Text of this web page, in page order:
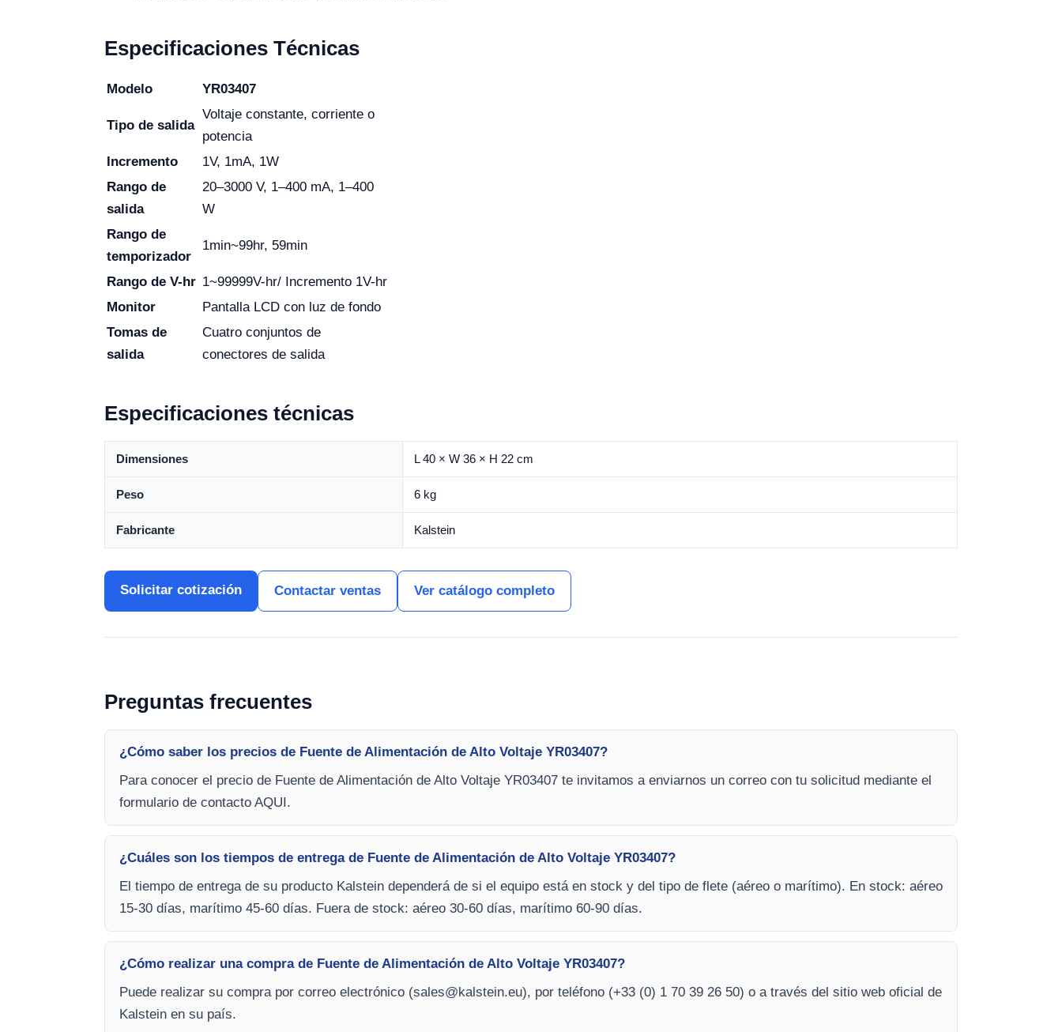
Especificaciones Técnicas
Modelo YR03407
Tipo de salida
Voltaje constante, corriente o
potencia
Incremento
1V, 1mA, 1W
Rango de
salida
20–3000 V, 1–400 mA, 1–400
W
Rango de
temporizador
1min~99hr, 59min
Rango de V-hr 1~99999V-hr/ Incremento 1V-hr
Monitor
Pantalla LCD con luz de fondo
Tomas de
salida
Cuatro conjuntos de
conectores de salida
Especificaciones técnicas
Dimensiones L 40 × W 36 × H 22 cm
Peso 6 kg
Fabricante Kalstein
Solicitar cotización Contactar ventas Ver catálogo completo
Preguntas frecuentes
¿Cómo saber los precios de Fuente de Alimentación de Alto Voltaje YR03407?
Para conocer el precio de Fuente de Alimentación de Alto Voltaje YR03407 te invitamos a enviarnos un correo con tu solicitud mediante el
formulario de contacto AQUI.
¿Cuáles son los tiempos de entrega de Fuente de Alimentación de Alto Voltaje YR03407?
El tiempo de entrega de su producto Kalstein dependerá de si el equipo está en stock y del tipo de flete (aéreo o marítimo). En stock: aéreo
15-30 días, marítimo 45-60 días. Fuera de stock: aéreo 30-60 días, marítimo 60-90 días.
¿Cómo realizar una compra de Fuente de Alimentación de Alto Voltaje YR03407?
Puede realizar su compra por correo electrónico (sales@kalstein.eu), por teléfono (+33 (0) 1 70 39 26 50) o a través del sitio web oficial de
Kalstein en su país.